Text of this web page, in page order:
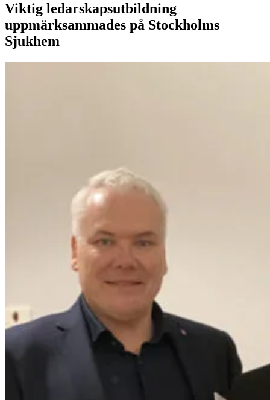
Viktig ledarskapsutbildning
uppmärksammades på Stockholms
Sjukhem